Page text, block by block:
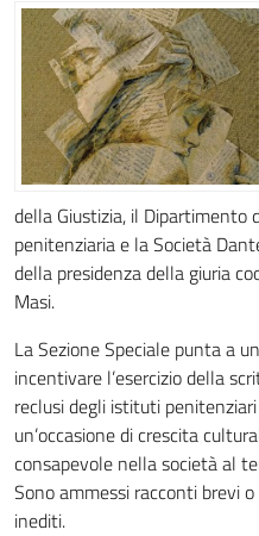
della Giustizia, il Dipartimento
penitenziaria e la Società
della presidenza della giuria
Masi.
La Sezione Speciale punta a
incentivare l’esercizio della
reclusi degli istituti
un’occasione di crescita
consapevole nella società al
Sono ammessi racconti brevi
inediti.